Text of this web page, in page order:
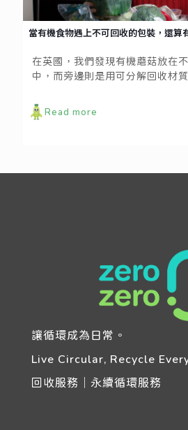
當有機食物遇上不可回收的包裝，還算
在英國，我們發現有機蘑菇放在
中，而旁邊則是用可分解回收材
Read more
讓循環成為日常。
Live Circular, Recycle
回收服務｜永續循環服務